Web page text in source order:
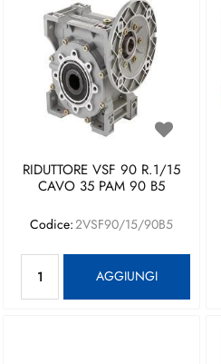
RIDUTTORE VSF 90 R.1/15
CAVO 35 PAM 90 B5
Codice:2VSF90/15/90B5
AGGIUNGI